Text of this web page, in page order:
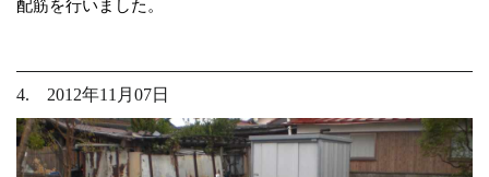
配筋を行いました。
4. 2012年11月07日